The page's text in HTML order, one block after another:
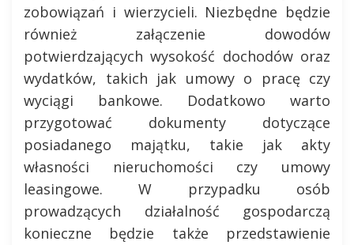
zobowiązań i wierzycieli. Niezbędne będzie
również załączenie dowodów
potwierdzających wysokość dochodów oraz
wydatków, takich jak umowy o pracę czy
wyciągi bankowe. Dodatkowo warto
przygotować dokumenty dotyczące
posiadanego majątku, takie jak akty
własności nieruchomości czy umowy
leasingowe. W przypadku osób
prowadzących działalność gospodarczą
konieczne będzie także przedstawienie